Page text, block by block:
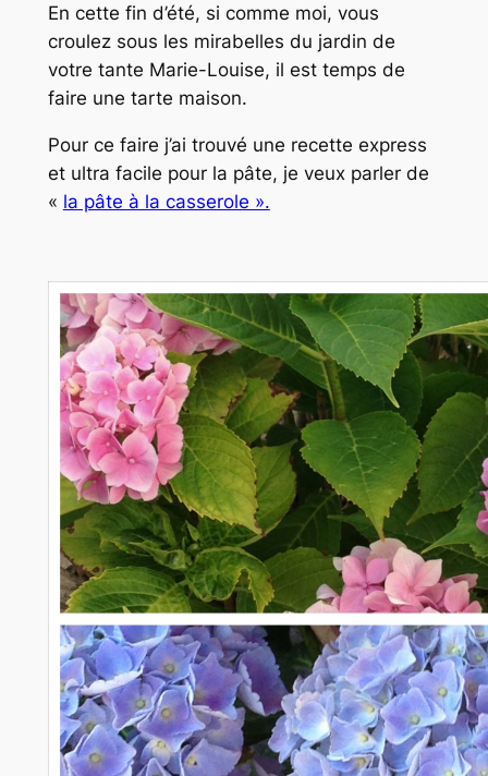
En cette fin d’été, si comme moi, vous
croulez sous les mirabelles du jardin de
votre tante Marie-Louise, il est temps de
faire une tarte maison.
Pour ce faire j’ai trouvé une recette express
et ultra facile pour la pâte, je veux parler de
« la pâte à la casserole ».